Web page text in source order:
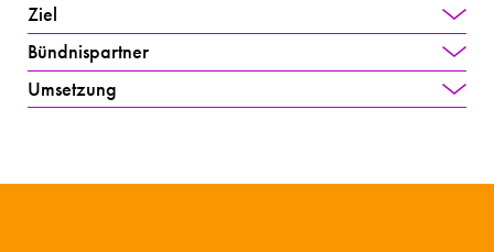
Ziel
Bündnispartner
Umsetzung